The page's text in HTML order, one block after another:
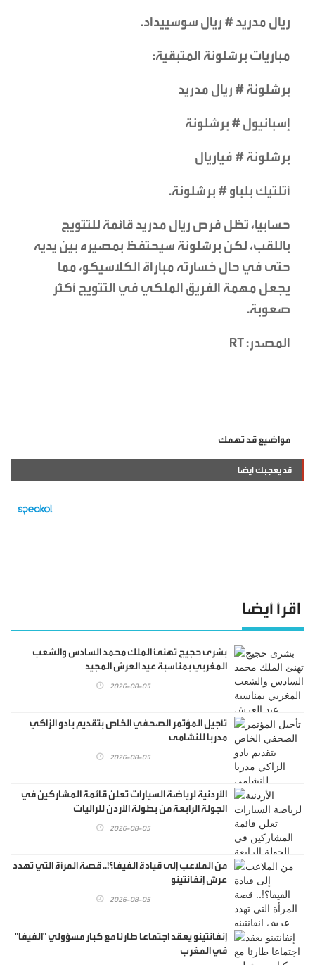
ريال مدريد # ريال سوسييداد.
مباريات برشلونة المتبقية:
برشلونة # ريال مدريد
إسبانيول # برشلونة
برشلونة # فياريال
أتلتيك بلباو # برشلونة.
حسابيا، تظل فرص ريال مدريد قائمة للتتويج
باللقب، لكن برشلونة سيحتفظ بمصيره بين يديه
حتى في حال خسارته مباراة الكلاسيكو، مما
يجعل مهمة الفريق الملكي في التتويج أكثر
صعوبة.
المصدر: RT
مواضيع قد تهمك
قد يعجبك ايضا
اقرأ أيضا
بشرى حجيج تهنئ الملك محمد السادس والشعب
المغربي بمناسبة عيد العرش المجيد
2026-08-05
تأجيل المؤتمر الصحفي الخاص بتقديم بادو الزاكي
مدربا للنشامى
2026-08-05
الأردنية لرياضة السيارات تعلن قائمة المشاركين في
الجولة الرابعة من بطولة الأردن للراليات
2026-08-05
من الملاعب إلى قيادة الفيفا؟!.. قصة المرأة التي تهدد
عرش إنفانتينو
2026-08-05
إنفانتينو يعقد اجتماعا طارئا مع كبار مسؤولي "الفيفا"
في المغرب